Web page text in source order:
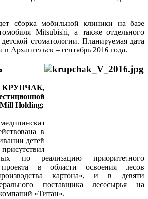
сборка мобильной клиники на базе
Mitsubishi, а также отдельного
стоматологии. Планируемая дата
Архангельск – сентябрь 2016 года.
Mill Holding:
в
детей
по реализацию приоритетного
проекта в области освоения лесов
картона», и в девяти
поставщика лесосырья на
«Титан».